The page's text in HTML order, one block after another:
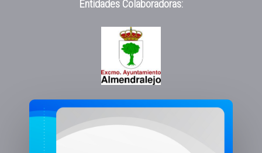
Entidades Colaboradoras: